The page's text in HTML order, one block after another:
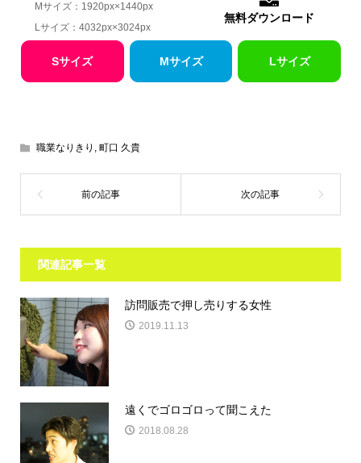
Mサイズ：1920px×1440px
Lサイズ：4032px×3024px
無料ダウンロード
Sサイズ Mサイズ Lサイズ
職業なりきり , 町口 久貴
関連記事一覧
訪問販売で押し売りする女性
2019.11.13
遠くでゴロゴロって聞こえた
2018.08.28